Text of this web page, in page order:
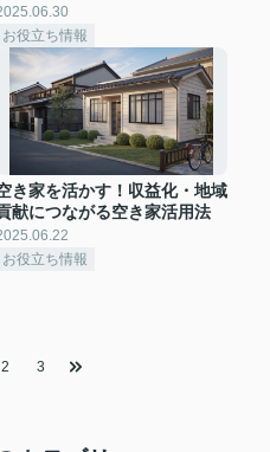
お役立ち情報
き家を活かす！収益化・地域
献につながる空き家活用法
お役立ち情報
2 3